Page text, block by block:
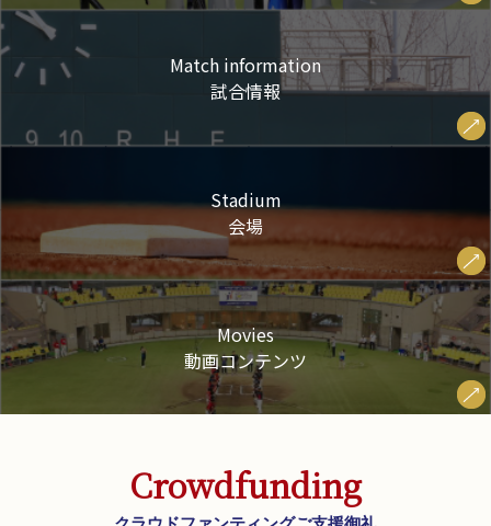
Match information
試合情報
Stadium
会場
Movies
動画コンテンツ
Crowdfunding